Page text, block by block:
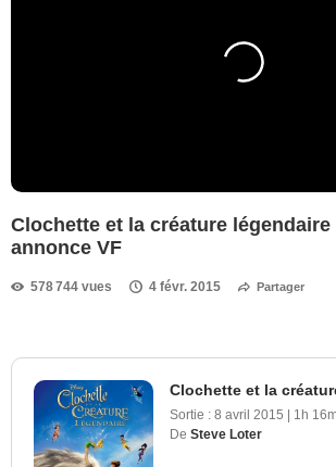
Clochette et la créature légendaire
annonce VF
578 744 vues 4 févr. 2015 Partager
Clochette et la
Sortie : 8 avril 2015 | 1h
De Steve Loter